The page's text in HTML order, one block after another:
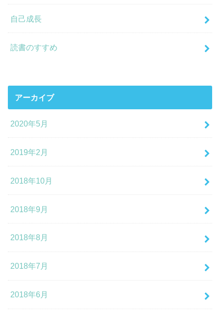
自己成長
読書のすすめ
アーカイブ
2020年5月
2019年2月
2018年10月
2018年9月
2018年8月
2018年7月
2018年6月